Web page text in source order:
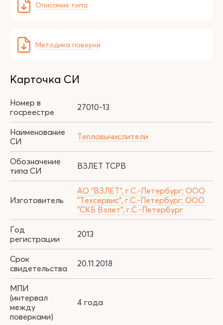
Описание типа
Методика поверки
Карточка СИ
Номер в
госреестре
27010-13
Наименование
СИ
Тепловычислители
Обозначение
типа СИ
ВЗЛЕТ ТСРВ
Изготовитель
АО "ВЗЛЕТ", г.С.-Петербург; ООО
"Техсервис", г.С.-Петербург; ООО
"СКБ Взлет", г.С.-Петербург
Год
регистрации
2013
Срок
свидетельства
20.11.2018
МПИ
(интервал
между
поверками)
4 года